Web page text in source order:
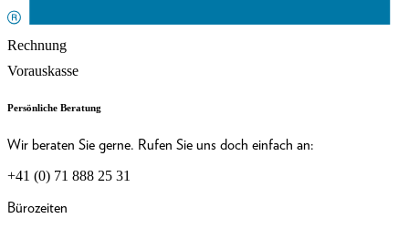
Rechnung
Vorauskasse
Persönliche Beratung
Wir beraten Sie gerne. Rufen Sie uns doch einfach an:
+41 (0) 71 888 25 31
Bürozeiten